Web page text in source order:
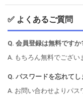
✅ よくあるご質問
Q. 会員登録は無料ですか
A. もちろん無料でござい
Q. パスワードを忘れてし
A. お問い合わせよりパス